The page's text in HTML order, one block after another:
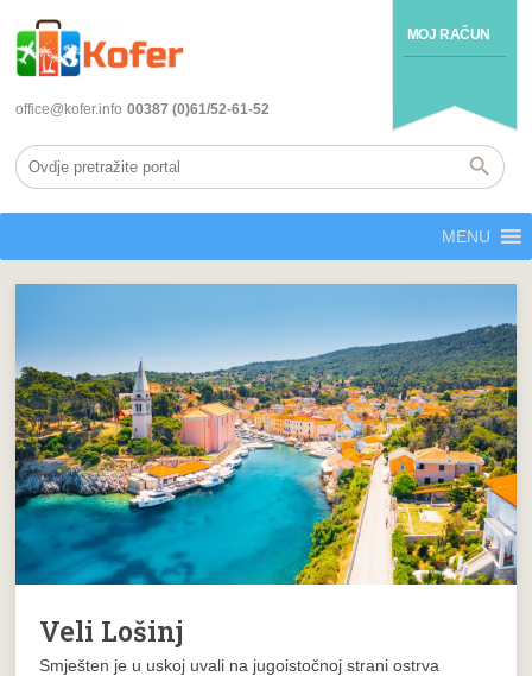
MOJ RAČUN
office@kofer.info 00387 (0)61/52-61-52
MENU
Veli Lošinj
Smješten je u uskoj uvali na jugoistočnoj strani ostrva